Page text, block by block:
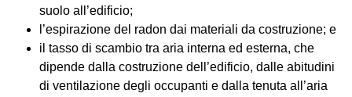
suolo all’edificio;
l’espirazione del radon dai materiali da costruzione; e
il tasso di scambio tra aria interna ed esterna, che
dipende dalla costruzione dell’edificio, dalle abitudini
di ventilazione degli occupanti e dalla tenuta all’aria